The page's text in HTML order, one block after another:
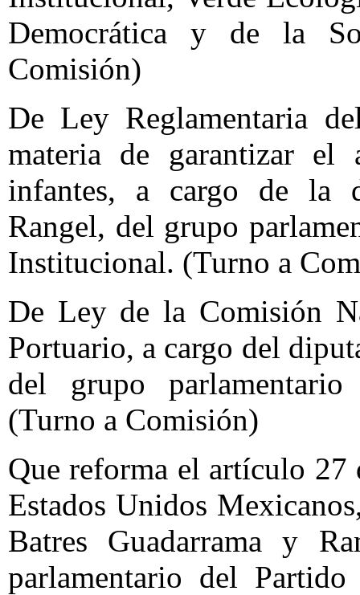
Democrática y de la
Comisión)
De Ley Reglamentaria
materia de garantizar el
infantes, a cargo de la
Rangel, del grupo
Institucional. (Turno a
De Ley de la Comisión
Portuario, a cargo del
del grupo
(Turno a Comisión)
Que reforma el artículo
Estados Unidos
Batres Guadarrama y
parlamentario del